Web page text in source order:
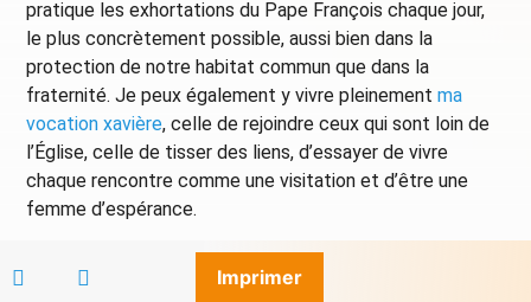
pratique les exhortations du Pape François chaque jour,
le plus concrètement possible, aussi bien dans la
protection de notre habitat commun que dans la
fraternité. Je peux également y vivre pleinementma
vocation xavière, celle de rejoindre ceux qui sont loin de
l’Église, celle de tisser des liens, d’essayer de vivre
chaque rencontre comme une visitation et d’être une
femme d’espérance.
Imprimer